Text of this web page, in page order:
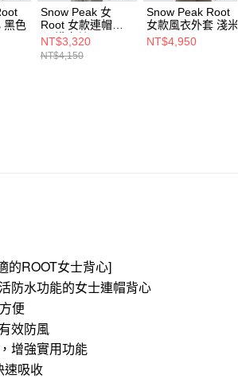
黑色
Snow Peak 女
Root 女款連帽背
心 淺卡其
NT$3,320
NT$4,150
Snow Peak Root
女款風衣外套 淺米
NT$4,950
的ROOT女士背心]
防水功能的女士連帽背心
便
效防風
增強實用功能
速吸收